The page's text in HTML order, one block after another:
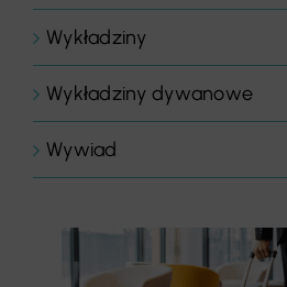
Wykładziny
Wykładziny dywanowe
Wywiad